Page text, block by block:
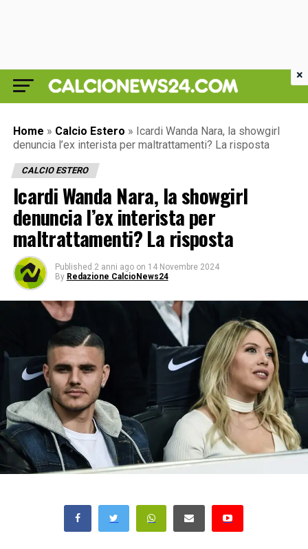
Home » Calcio Estero » Icardi Wanda Nara, la showgirl
denuncia l’ex interista per maltrattamenti? La risposta
CALCIO ESTERO
Icardi Wanda Nara, la showgirl
denuncia l’ex interista per
maltrattamenti? La risposta
Published 2 anni ago on 14 Novembre 2024
By Redazione CalcioNews24
×